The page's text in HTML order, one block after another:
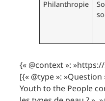
Philanthropie
{« @context »:
[{« @type »:
Youth to the People